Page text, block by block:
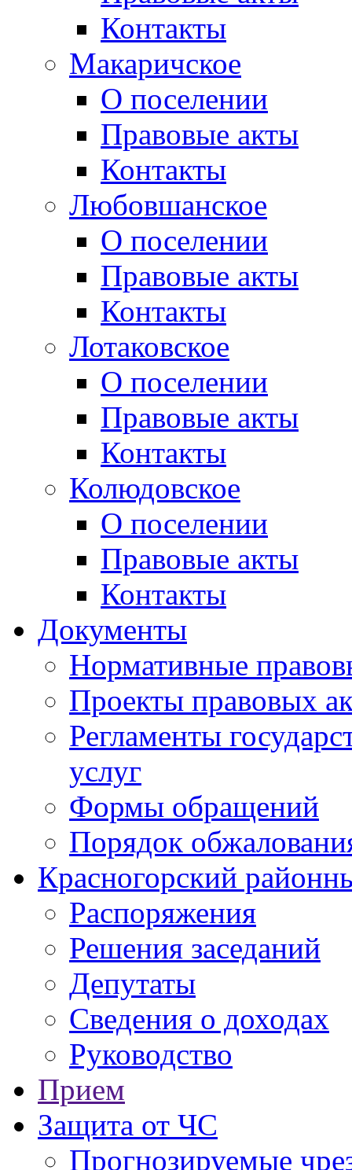
Контакты
Макаричское
О поселении
Правовые акты
Контакты
Любовшанское
О поселении
Правовые акты
Контакты
Лотаковское
О поселении
Правовые акты
Контакты
Колюдовское
О поселении
Правовые акты
Контакты
Документы
Нормативные
Проекты правовых
Регламенты
услуг
Формы обращений
Порядок
Красногорский
Распоряжения
Решения заседаний
Депутаты
Сведения о доходах
Руководство
Прием
Защита от ЧС
Прогнозируемые